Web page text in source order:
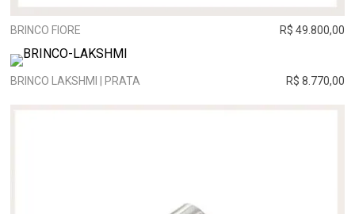
BRINCO FIORE R$ 49.800,00
BRINCO LAKSHMI | PRATA R$ 8.770,00